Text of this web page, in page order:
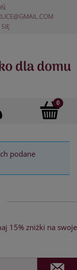
podane
15% zniżki na swoje